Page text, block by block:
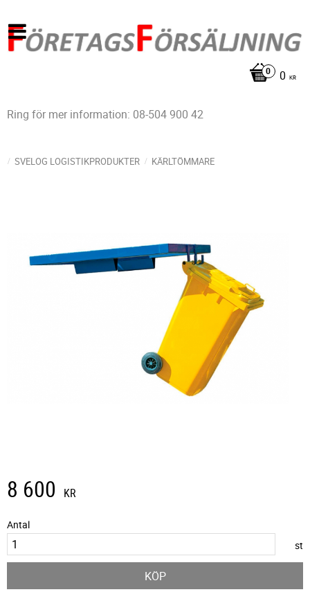
0 KR
Ring för mer information: 08-504 900 42
SVELOG LOGISTIKPRODUKTER KÄRLTÖMMARE
8 600 KR
Antal
st
KÖP